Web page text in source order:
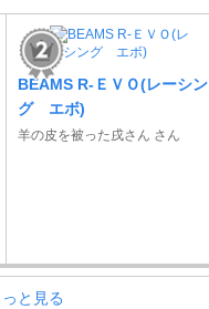
BEAMS R‐ＥＶＯ(レーシン
グ エボ)
羊の皮を被った戌さん さん
と見る